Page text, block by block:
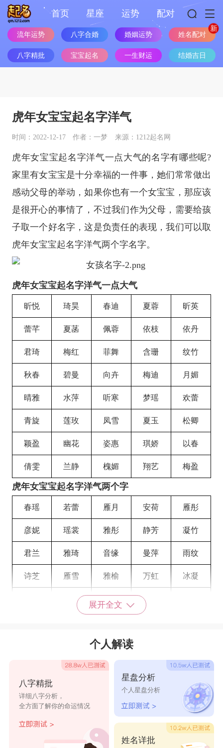
首页 星座 运势 配对
流年运势 八字合婚 婚姻运势 姓名配对
八字精批 宝宝起名 一生财运 结婚吉日
虎年女宝宝起名字洋气
时间：2022-12-17 作者：一梦 来源：1212起名网
虎年女宝宝起名字洋气一点大气的名字有哪些呢?
家里有女宝宝是十分幸福的一件事，她们常常做出
感动父母的举动，如果你也有一个女宝宝，那应该
是很开心的事情了，不过我们作为父母，需要给孩
子取一个好名字，这是负责任的表现，我们可以取
虎年女宝宝起名字洋气两个字名字。
虎年女宝宝起名字洋气一点大气
昕悦 琦昊 春迪 夏蓉 昕英
蕾芊 夏菡 佩蓉 依枝 依丹
君琦 梅红 菲舞 含珊 纹竹
秋春 碧曼 向卉 梅迪 月媚
晴雅 水萍 听寒 梦瑶 欢蕾
青旋 莲玫 凤雪 夏玉 松卿
颖盈 幽花 姿惠 琪娇 以春
倩雯 兰静 槐媚 翔艺 梅盈
虎年女宝宝起名字洋气两个字
春瑶 若蕾 雁月 安荷 雁彤
彦妮 瑶裳 雅彤 静芳 凝竹
君兰 雅琦 音缘 曼萍 雨纹
诗芝 雁雪 雅榆 万虹 冰凝
韵清 甜熙 茹柳
慕甜
寻凝 娇普 菡茜
展开全文
个人解读
八字精批
详细八字分析，
全方面了解你的命运情况
星盘分析
个人星盘分析
姓名详批